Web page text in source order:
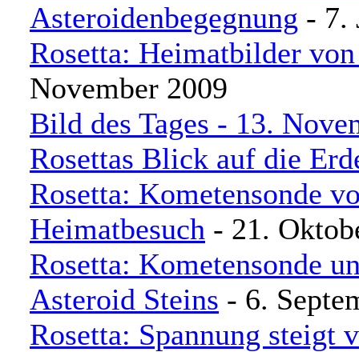
Asteroidenbegegnung - 7.
Rosetta: Heimatbilder
November 2009
Bild des Tages - 13.
Rosettas Blick auf die
Rosetta: Kometensonde
Heimatbesuch - 21.
Rosetta: Kometensonde
Asteroid Steins - 6.
Rosetta: Spannung steigt